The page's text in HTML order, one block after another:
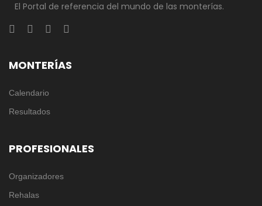
El Portal de referencia del mundo de las monterías.
MONTERÍAS
Calendario
Resultados
PROFESIONALES
Organizadores
Rehalas